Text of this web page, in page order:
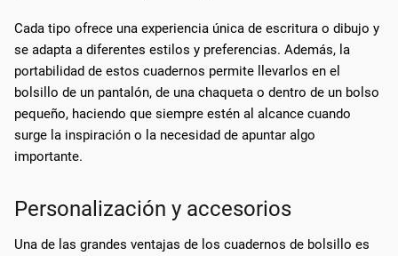
Cada tipo ofrece una experiencia única de escritura o dibujo y
se adapta a diferentes estilos y preferencias. Además, la
portabilidad de estos cuadernos permite llevarlos en el
bolsillo de un pantalón, de una chaqueta o dentro de un bolso
pequeño, haciendo que siempre estén al alcance cuando
surge la inspiración o la necesidad de apuntar algo
importante.
Personalización y accesorios
Una de las grandes ventajas de los cuadernos de bolsillo es